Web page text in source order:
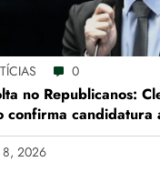
0
no Republicanos:
confirma candidatura
de Minas Gerais
8, 2026